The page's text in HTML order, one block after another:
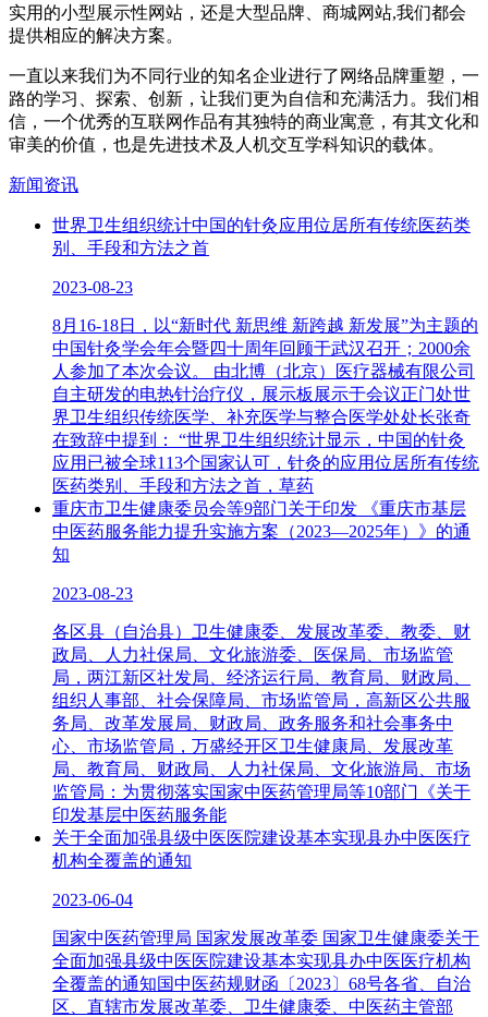
实用的小型展示性网站，还是大型品牌、商城网站,我们都会
提供相应的解决方案。
一直以来我们为不同行业的知名企业进行了网络品牌重塑，一
路的学习、探索、创新，让我们更为自信和充满活力。我们相
信，一个优秀的互联网作品有其独特的商业寓意，有其文化和
审美的价值，也是先进技术及人机交互学科知识的载体。
新闻资讯
世界卫生组织统计中国的针灸应用位居所有传统医药类
别、手段和方法之首
2023-08-23
8月16-18日，以“新时代 新思维 新跨越 新发展”为主题的
中国针灸学会年会暨四十周年回顾于武汉召开；2000余
人参加了本次会议。 由北博（北京）医疗器械有限公司
自主研发的电热针治疗仪，展示板展示于会议正门处世
界卫生组织传统医学、补充医学与整合医学处处长张奇
在致辞中提到： “世界卫生组织统计显示，中国的针灸
应用已被全球113个国家认可，针灸的应用位居所有传统
医药类别、手段和方法之首，草药
重庆市卫生健康委员会等9部门关于印发 《重庆市基层
中医药服务能力提升实施方案（2023—2025年）》的通
知
2023-08-23
各区县（自治县）卫生健康委、发展改革委、教委、财
政局、人力社保局、文化旅游委、医保局、市场监管
局，两江新区社发局、经济运行局、教育局、财政局、
组织人事部、社会保障局、市场监管局，高新区公共服
务局、改革发展局、财政局、政务服务和社会事务中
心、市场监管局，万盛经开区卫生健康局、发展改革
局、教育局、财政局、人力社保局、文化旅游局、市场
监管局：为贯彻落实国家中医药管理局等10部门《关于
印发基层中医药服务能
关于全面加强县级中医医院建设基本实现县办中医医疗
机构全覆盖的通知
2023-06-04
国家中医药管理局 国家发展改革委 国家卫生健康委关于
全面加强县级中医医院建设基本实现县办中医医疗机构
全覆盖的通知国中医药规财函〔2023〕68号各省、自治
区、直辖市发展改革委、卫生健康委、中医药主管部